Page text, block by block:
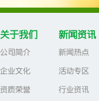
关于我们
公司简介
企业文化
资质荣誉
新闻资讯
新闻热点
活动专区
行业资讯